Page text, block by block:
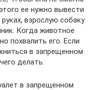
ее нужно вывести
взрослую собаку
Когда животное
похвалить его. Если
в запрещенном
делать.
в запрещенном